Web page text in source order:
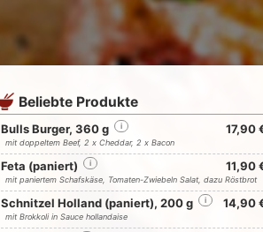
Beliebte Produkte
Bulls Burger, 360 g i 17,90
mit doppeltem Beef, 2 x Cheddar, 2 x Bacon
Feta (paniert) i 11,90
mit paniertem Schafskäse, Tomaten-Zwiebeln Salat, dazu Röstbrot
Schnitzel Holland (paniert), 200 g i 14,90
mit Brokkoli in Sauce hollandaise